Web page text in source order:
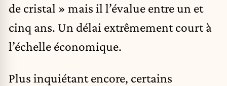
de cristal » mais il l’évalue entre un et
cinq ans. Un délai extrêmement court à
l’échelle économique.
Plus inquiétant encore, certains